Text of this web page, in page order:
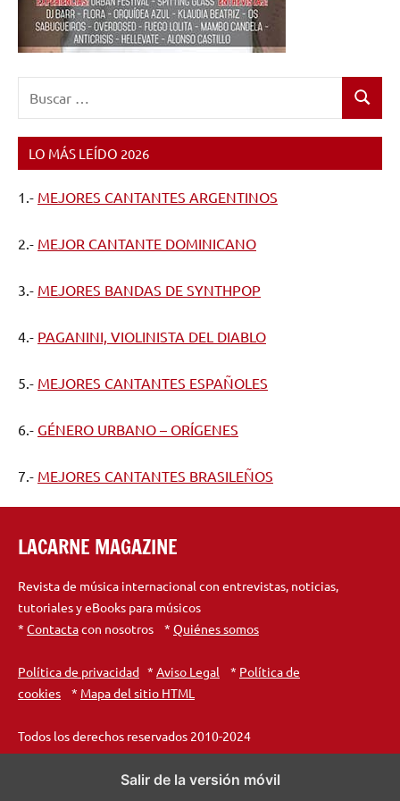
Buscar
LO MÁS LEÍDO 2026
1.- MEJORES CANTANTES ARGENTINOS
2.- MEJOR CANTANTE DOMINICANO
3.- MEJORES BANDAS DE SYNTHPOP
4.- PAGANINI, VIOLINISTA DEL DIABLO
5.- MEJORES CANTANTES ESPAÑOLES
6.- GÉNERO URBANO – ORÍGENES
7.- MEJORES CANTANTES BRASILEÑOS
LACARNE MAGAZINE
Revista de música internacional con entrevistas, noticias,
tutoriales y eBooks para músicos
* Contactacon nosotros * Quiénes somos
Política de privacidad * Aviso Legal * Política de
cookies * Mapa del sitio HTML
Todos los derechos reservados 2010-2024
Salir de la versión móvil